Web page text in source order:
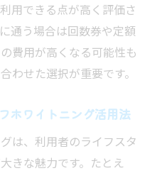
用できる点が高く評価さ
通う場合は回数券や定額
費用が高くなる可能性も
わせた選択が重要です。
ホワイトニング活用法
は、利用者のライフスタ
きな魅力です。たとえ